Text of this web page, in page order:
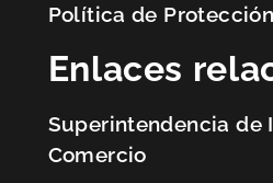
Política de
Enlaces
Superintendencia de
Comercio